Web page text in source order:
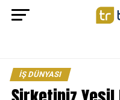
İŞ DÜNYASI